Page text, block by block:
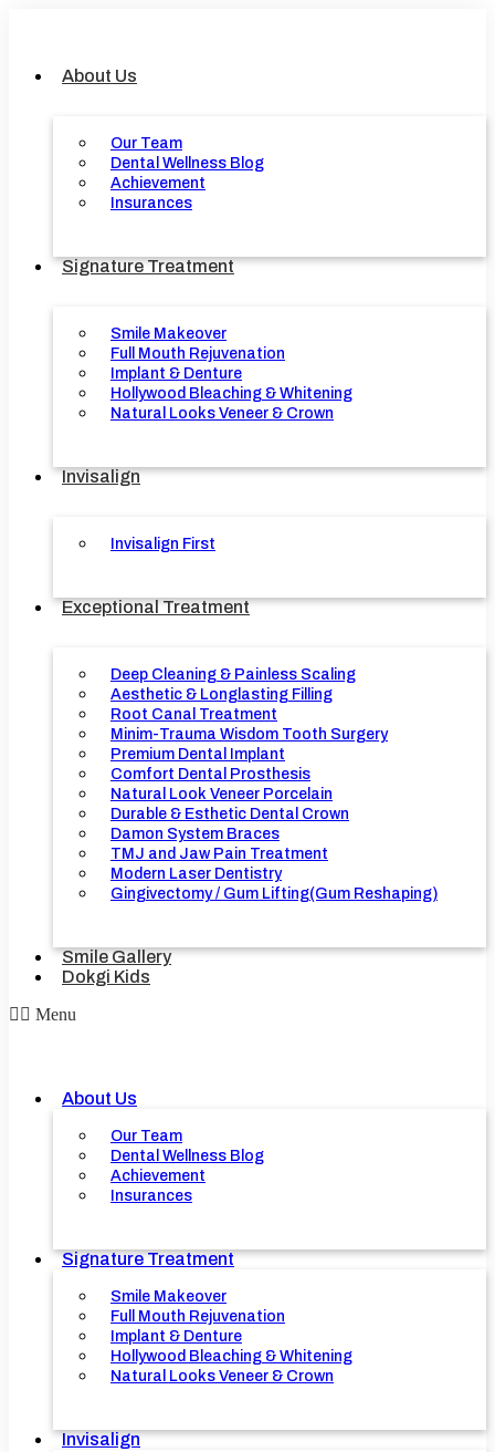
About Us
Our Team
Dental Wellness Blog
Achievement
Insurances
Signature Treatment
Smile Makeover
Full Mouth Rejuvenation
Implant & Denture
Hollywood Bleaching & Whitening
Natural Looks Veneer & Crown
Invisalign
Invisalign First
Exceptional Treatment
Deep Cleaning & Painless Scaling
Aesthetic & Longlasting Filling
Root Canal Treatment
Minim-Trauma Wisdom Tooth Surgery
Premium Dental Implant
Comfort Dental Prosthesis
Natural Look Veneer Porcelain
Durable & Esthetic Dental Crown
Damon System Braces
TMJ and Jaw Pain Treatment
Modern Laser Dentistry
Gingivectomy / Gum Lifting(Gum Reshaping)
Smile Gallery
Dokgi Kids
Menu
About Us
Our Team
Dental Wellness Blog
Achievement
Insurances
Signature Treatment
Smile Makeover
Full Mouth Rejuvenation
Implant & Denture
Hollywood Bleaching & Whitening
Natural Looks Veneer & Crown
Invisalign